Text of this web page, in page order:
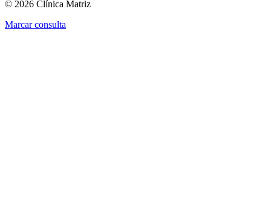
© 2026 Clínica Matriz
Marcar consulta